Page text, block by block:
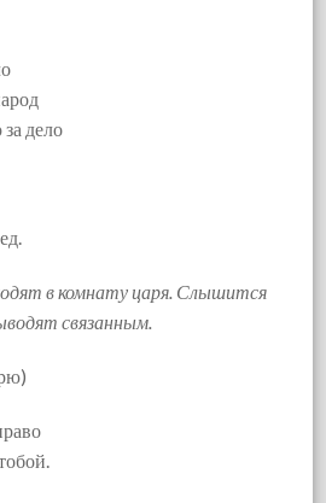
дело
в комнату царя. Слышится
связанным.